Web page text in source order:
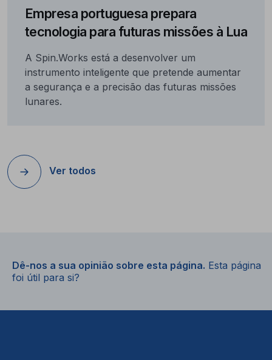
Empresa portuguesa prepara
tecnologia para futuras missões à Lua
A Spin.Works está a desenvolver um
instrumento inteligente que pretende aumentar
a segurança e a precisão das futuras missões
lunares.
Ver todos
Dê-nos a sua opinião sobre esta página. Esta página
foi útil para si?